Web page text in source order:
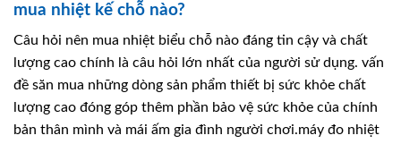
mua nhiệt kế chỗ nào?
Câu hỏi nên mua nhiệt biểu chỗ nào đáng tin cậy và chất
lượng cao chính là câu hỏi lớn nhất của người sử dụng. vấn
đề săn mua những dòng sản phẩm thiết bị sức khỏe chất
lượng cao đóng góp thêm phần bảo vệ sức khỏe của chính
bản thân mình và mái ấm gia đình người chơi.máy đo nhiệt